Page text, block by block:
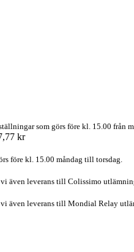
som görs före kl. 15.00 från
kr
före kl. 15.00 måndag till torsdag.
även leverans till Colissimo
även leverans till Mondial Relay